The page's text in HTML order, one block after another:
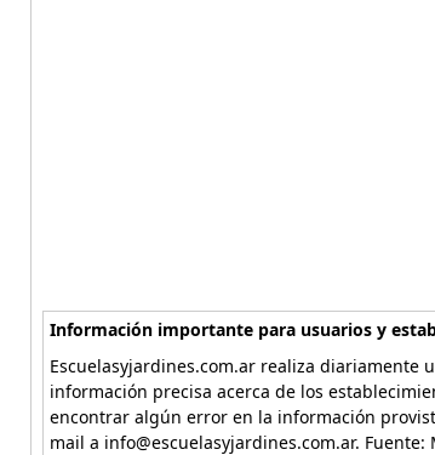
Información importante para usuarios y
Escuelasyjardines.com.ar realiza diariamente
información precisa acerca de los
encontrar algún error en la información
mail a info@escuelasyjardines.com.ar.